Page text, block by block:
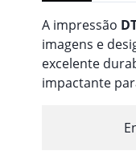
A impressão
imagens e
excelente
impactante